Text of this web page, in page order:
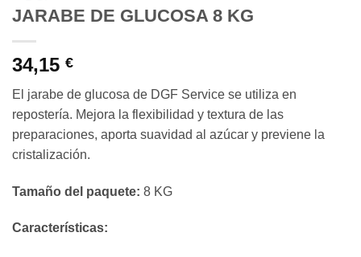
JARABE DE GLUCOSA 8 KG
34,15 €
El jarabe de glucosa de DGF Service se utiliza en
repostería. Mejora la flexibilidad y textura de las
preparaciones, aporta suavidad al azúcar y previene la
cristalización.
Tamaño del paquete: 8 KG
Características: